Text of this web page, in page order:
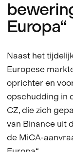
Europa“
Naast het
Europese
oprichter en
opschudding in
CZ, die zich
van Binance uit
de MiCA-